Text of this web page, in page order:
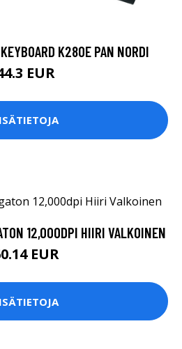
K280E PAN NORDI
EUR
12,000DPI HIIRI VALKOINEN
EUR